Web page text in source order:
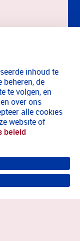
inhoud te
beheren, de
te volgen, en
over ons
alle cookies
website of
beleid